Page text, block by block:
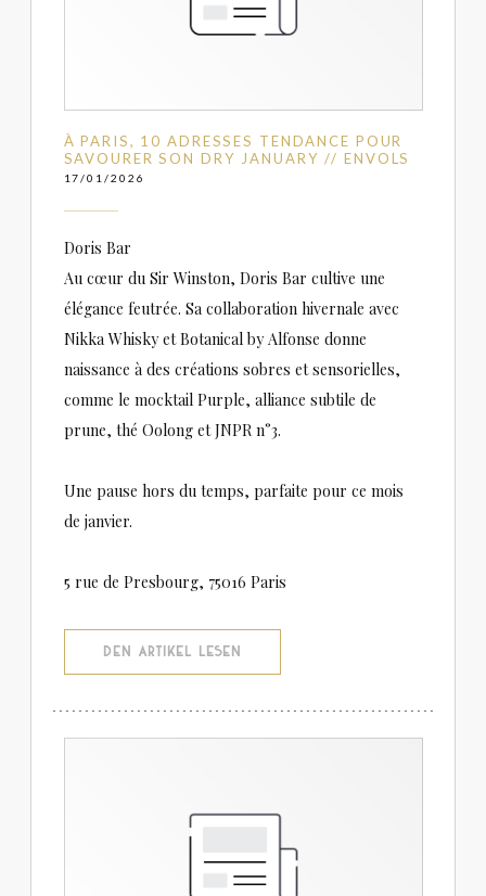
À PARIS, 10 ADRESSES TENDANCE POUR
SAVOURER SON DRY JANUARY // ENVOLS
17/01/2026
Doris Bar
Au cœur du Sir Winston, Doris Bar cultive une
élégance feutrée. Sa collaboration hivernale avec
Nikka Whisky et Botanical by Alfonse donne
naissance à des créations sobres et sensorielles,
comme le mocktail Purple, alliance subtile de
prune, thé Oolong et JNPR n°3.
Une pause hors du temps, parfaite pour ce mois
de janvier.
5 rue de Presbourg, 75016 Paris
DEN ARTIKEL LESEN